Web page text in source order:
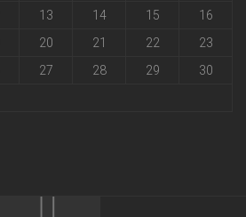
13 14 15
16
20 21 22
23
27 28 29
30